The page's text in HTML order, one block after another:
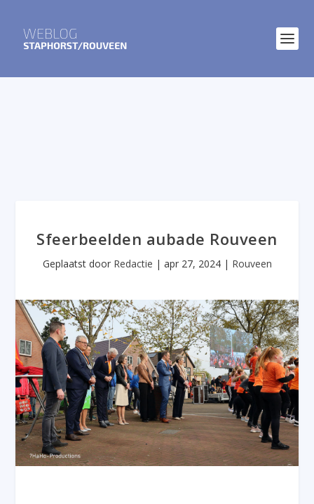
Sfeerbeelden aubade Rouveen
Geplaatst door Redactie | apr 27, 2024| Rouveen